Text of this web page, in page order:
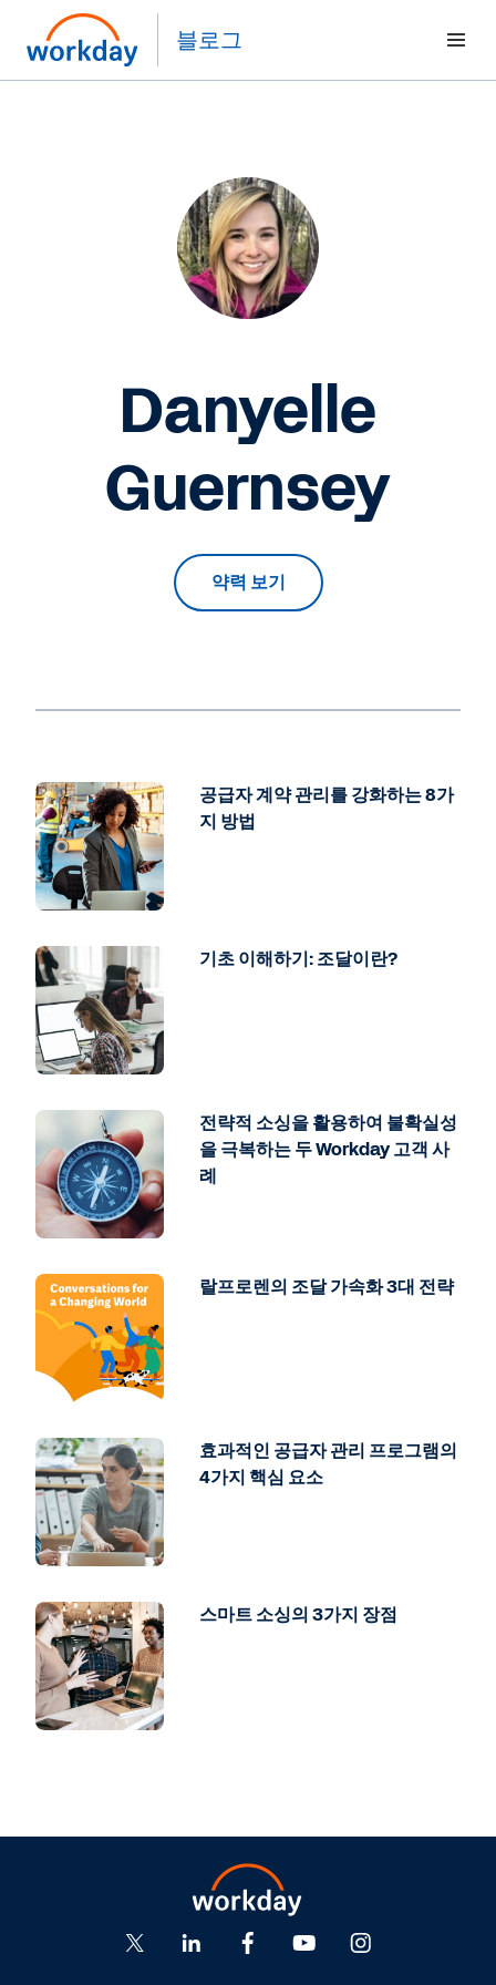
블로그
Danyelle
Guernsey
약력 보기
공급자 계약 관리를 강화하는 8가
지 방법
기초 이해하기: 조달이란?
전략적 소싱을 활용하여 불확실성
을 극복하는 두 Workday 고객 사
례
랄프로렌의 조달 가속화 3대 전략
효과적인 공급자 관리 프로그램의
4가지 핵심 요소
스마트 소싱의 3가지 장점